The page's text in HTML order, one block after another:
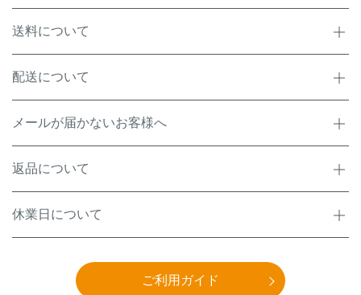
送料について
配送について
メールが届かないお客様へ
返品について
休業日について
ご利用ガイド